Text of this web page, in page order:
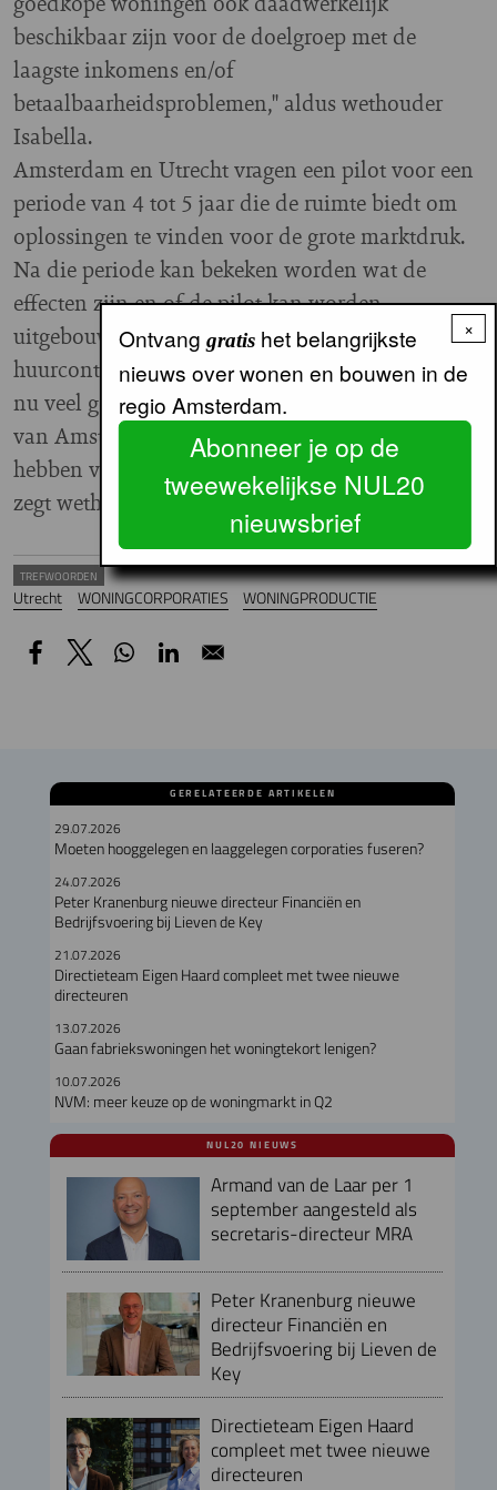
beschikbaar zijn voor de doelgroep met de
laagste inkomens en/of
betaalbaarheidsproblemen," aldus wethouder
Isabella.
Amsterdam en Utrecht vragen een pilot voor een
periode van 4 tot 5 jaar die de ruimte biedt om
oplossingen te vinden voor de grote marktdruk.
Na die periode kan bekeken worden wat de
effecten zijn en of de pilot kan worden
uitgebouwd. “Door bijvoorbeeld flexibele
huurcontracten kunnen starters en nieuwkomers
nu veel gemakkelijker een plek vinden. Deze pilot
van Amsterdam en Utrecht kan ook betekenis
hebben voor andere gebieden in Nederland," zo
zegt wethouder Ossel.
TREFWOORDEN
Utrecht WONINGCORPORATIES WONINGPRODUCTIE
GERELATEERDE ARTIKELEN
29.07.2026
Moeten hooggelegen en laaggelegen corporaties fuseren?
24.07.2026
Peter Kranenburg nieuwe directeur Financiën en
Bedrijfsvoering bij Lieven de Key
21.07.2026
Directieteam Eigen Haard compleet met twee nieuwe
directeuren
13.07.2026
Gaan fabriekswoningen het woningtekort lenigen?
10.07.2026
NVM: meer keuze op de woningmarkt in Q2
NUL20 NIEUWS
Armand van de Laar per 1
september aangesteld als
secretaris-directeur MRA
Peter Kranenburg nieuwe
directeur Financiën en
Bedrijfsvoering bij Lieven de
Key
Directieteam Eigen Haard
compleet met twee nieuwe
directeuren
×
Ontvang gratishet belangrijkste
nieuws over wonen en bouwen in de
regio Amsterdam.
Abonneer je op de
tweewekelijkse NUL20
nieuwsbrief